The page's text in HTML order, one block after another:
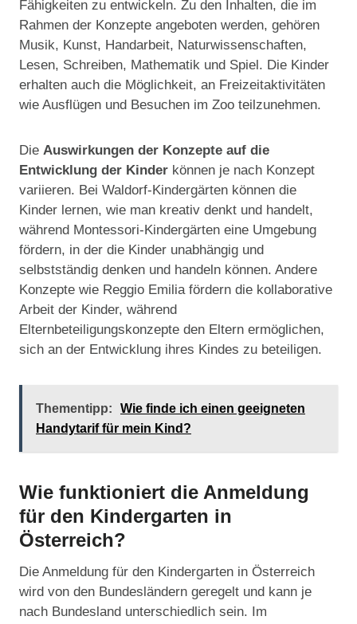
Fähigkeiten zu entwickeln. Zu den Inhalten, die im
Rahmen der Konzepte angeboten werden, gehören
Musik, Kunst, Handarbeit, Naturwissenschaften,
Lesen, Schreiben, Mathematik und Spiel. Die Kinder
erhalten auch die Möglichkeit, an Freizeitaktivitäten
wie Ausflügen und Besuchen im Zoo teilzunehmen.
Die Auswirkungen der Konzepte auf die
Entwicklung der Kinder können je nach Konzept
variieren. Bei Waldorf-Kindergärten können die
Kinder lernen, wie man kreativ denkt und handelt,
während Montessori-Kindergärten eine Umgebung
fördern, in der die Kinder unabhängig und
selbstständig denken und handeln können. Andere
Konzepte wie Reggio Emilia fördern die kollaborative
Arbeit der Kinder, während
Elternbeteiligungskonzepte den Eltern ermöglichen,
sich an der Entwicklung ihres Kindes zu beteiligen.
Thementipp:
Wie finde ich einen geeigneten
Handytarif für mein Kind?
Wie funktioniert die Anmeldung
für den Kindergarten in
Österreich?
Die Anmeldung für den Kindergarten in Österreich
wird von den Bundesländern geregelt und kann je
nach Bundesland unterschiedlich sein. Im